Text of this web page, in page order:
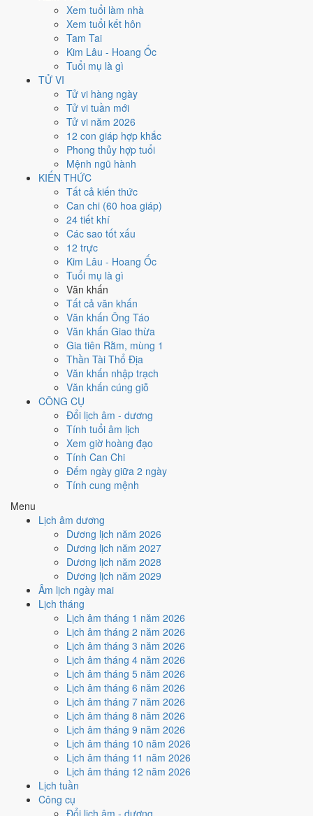
Xem tuổi làm nhà
Xem tuổi kết hôn
Tam Tai
Kim Lâu - Hoang Ốc
Tuổi mụ là gì
TỬ VI
Tử vi hàng ngày
Tử vi tuần mới
Tử vi năm 2026
12 con giáp hợp khắc
Phong thủy hợp tuổi
Mệnh ngũ hành
KIẾN THỨC
Tất cả kiến thức
Can chi (60 hoa giáp)
24 tiết khí
Các sao tốt xấu
12 trực
Kim Lâu - Hoang Ốc
Tuổi mụ là gì
Văn khấn
Tất cả văn khấn
Văn khấn Ông Táo
Văn khấn Giao thừa
Gia tiên Rằm, mùng 1
Thần Tài Thổ Địa
Văn khấn nhập trạch
Văn khấn cúng giỗ
CÔNG CỤ
Đổi lịch âm - dương
Tính tuổi âm lịch
Xem giờ hoàng đạo
Tính Can Chi
Đếm ngày giữa 2 ngày
Tính cung mệnh
Menu
Lịch âm dương
Dương lịch năm 2026
Dương lịch năm 2027
Dương lịch năm 2028
Dương lịch năm 2029
Âm lịch ngày mai
Lịch tháng
Lịch âm tháng 1 năm 2026
Lịch âm tháng 2 năm 2026
Lịch âm tháng 3 năm 2026
Lịch âm tháng 4 năm 2026
Lịch âm tháng 5 năm 2026
Lịch âm tháng 6 năm 2026
Lịch âm tháng 7 năm 2026
Lịch âm tháng 8 năm 2026
Lịch âm tháng 9 năm 2026
Lịch âm tháng 10 năm 2026
Lịch âm tháng 11 năm 2026
Lịch âm tháng 12 năm 2026
Lịch tuần
Công cụ
Đổi lịch âm - dương
Kỷ Dậu
Ngày Đinh Sửu có TrựcChấp (ngày nắm giữ, bắt giữ) và gặp Sao
Minh Đường hoàng đạo. Điểm trung bình 7 việc chính
Ngày Cát, thuận lợi cho các việc quan trọng.
Tỵ, Dậu, Týhợp ngày; tuổiMùi
Ngày 15/8/2029 tốt hay xấu cho
việc gì?
Ngày 15/8/2029 đạt6.6/10 trung bình cho 7 việc chính: cao nhất là
Thu nợ - đòi tiền (8/10)
Trực Chấp (ngày nắm giữ, bắt giữ) và gặp Sao Minh Đường hoàng
đạo nên điểm từng việc chênh nhau như bảng dưới.
Cưới hỏi - đính hôn
Tốt
Cưới hỏi - đính hôn hôm nay ở
Hoàng Đạo.
Cách tính ngày tốt
Khai trương - mở cửa hàng
Tốt
Khai trương - mở cửa hàng hôm nay ở
Ngày Hoàng Đạo.
Cách tính ngày tốt
Ký hợp đồng - giao ước
Tốt
Ký hợp đồng - giao ước hôm nay ở
Ngày Hoàng Đạo.
Cách tính ngày tốt
🏗️
Động thổ - khởi công
Tốt
Động thổ - khởi công hôm nay ở
Hoàng Đạo.
Cách tính ngày tốt
🏡 Nhập trạch - vào nhà mới
Tốt
Nhập trạch - vào nhà mới hôm nay ở
Ngày Hoàng Đạo.
Cách tính ngày tốt
Mua xe - tậu xe
Rất tốt
Mua xe - tậu xe hôm nay ởmức rất tốt (8/10)
Chẩn và Ngày Hoàng Đạo.
Cách tính ngày tốt
Xuất hành - đi xa
Rất tốt
Xuất hành - đi xa hôm nay ở
Chẩn và Ngày Hoàng Đạo